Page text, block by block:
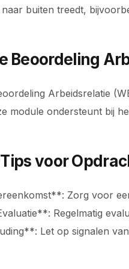
buiten treedt,
Beoordeling
Arbeidsrelatie
module ondersteunt bij
voor
Zorg voor
Regelmatig
Let op signalen